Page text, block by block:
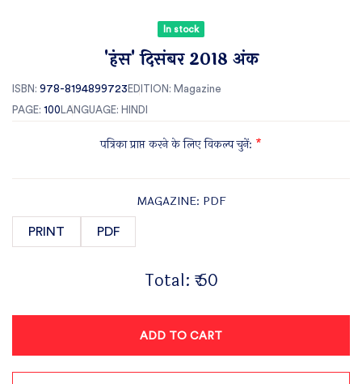
In stock
'हंंस' दिसंबर 2018 अंक
ISBN: 978-8194899723 EDITION: Magazine
PAGE: 100 LANGUAGE: HINDI
पत्रिका प्राप्त करने के लिए विकल्प चुनें: *
MAGAZINE: PDF
PRINT PDF
Total: ₹ 50
ADD TO CART